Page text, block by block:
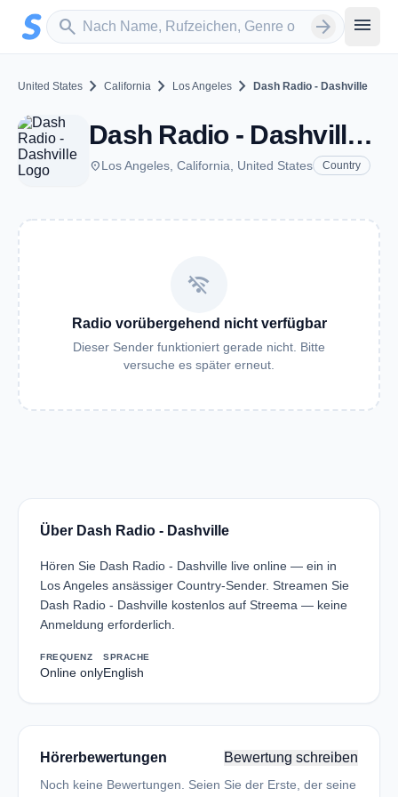
Zum Hauptinhalt springen
search
Sender suchen arrow_forward menu
United States chevron_right California chevron_right Los Angeles chevron_right Dash Radio - Dashville
Dash Radio - Dashville - Los Angeles, CA
placeLos Angeles, California, United States Country
wifi_off
Radio vorübergehend nicht verfügbar
Dieser Sender funktioniert gerade nicht. Bitte
versuche es später erneut.
Über Dash Radio - Dashville
Hören Sie Dash Radio - Dashville live online — ein in
Los Angeles ansässiger Country-Sender. Streamen Sie
Dash Radio - Dashville kostenlos auf Streema — keine
Anmeldung erforderlich.
FREQUENZ
Online only
SPRACHE
English
Hörerbewertungen Bewertung schreiben
Noch keine Bewertungen. Seien Sie der Erste, der seine